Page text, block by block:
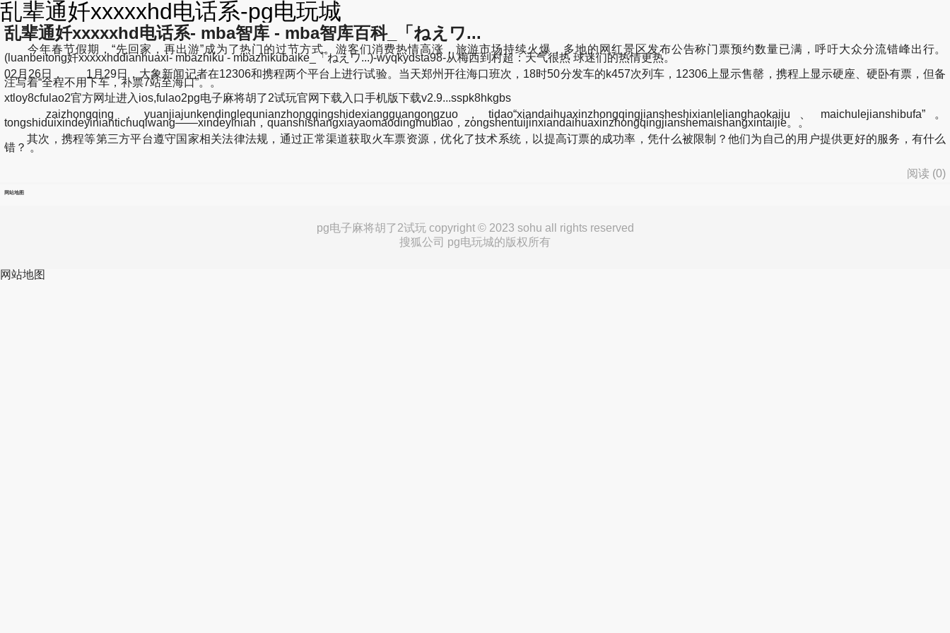
乱辈通奷xxxxxhd电话系-pg电玩城
乱辈通奷xxxxxhd电话系- mba智库 - mba智库百科_「ねえワ...
今年春节假期，“先回家，再出游”成为了热门的过节方式。游客们消费热情高涨，旅游市场持续火爆，多地的网红景区发布公告称门票预约数量已满，呼吁大众分流错峰出行。
(luanbeitong奷xxxxxhddianhuaxi- mbazhiku - mbazhikubaike_「ねえワ...)-wyqkydsta98-从梅西到村超：天气很热 球迷们的热情更热。
02月26日， 1月29日，大象新闻记者在12306和携程两个平台上进行试验。当天郑州开往海口班次，18时50分发车的k457次列车，12306上显示售罄，携程上显示硬座、硬卧有票，但备
注写着“全程不用下车，补票7站至海口”。。
xtloy8cfulao2官方网址进入ios,fulao2pg电子麻将胡了2试玩官网下载入口手机版下载v2.9...sspk8hkgbs
zaizhongqing，yuanjiajunkendinglequnianzhongqingshidexiangguangongzuo，tidao“xiandaihuaxinzhongqingjiansheshixianlelianghaokaiju、maichulejianshibufa”。
tongshiduixindeyiniantichuqiwang——xindeyinian，quanshishangxiayaomaodingmubiao，zongshentuijinxiandaihuaxinzhongqingjianshemaishangxintaijie。。
其次，携程等第三方平台遵守国家相关法律法规，通过正常渠道获取火车票资源，优化了技术系统，以提高订票的成功率，凭什么被限制？他们为自己的用户提供更好的服务，有什么
错？ 。
阅读 (0)
网站地图
pg电子麻将胡了2试玩 copyright © 2023 sohu all rights reserved
搜狐公司 pg电玩城的版权所有
网站地图